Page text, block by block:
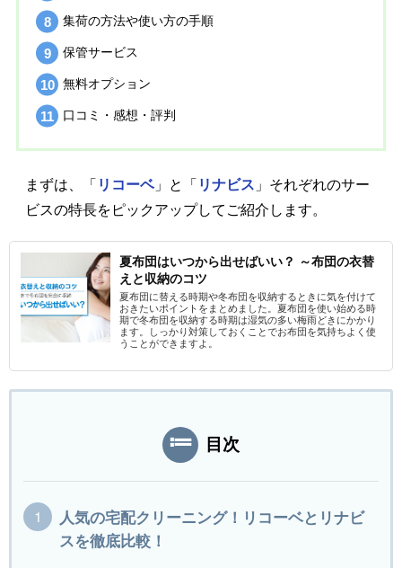
集荷の方法や使い方の手順
保管サービス
無料オプション
口コミ・感想・評判
まずは、「 リコーベ」と「 リナビス 」それぞれのサー
ビスの特長をピックアップしてご紹介します。
夏布団はいつから出せばいい？ ～布団の衣替
えと収納のコツ
夏布団に替える時期や冬布団を収納するときに気を付けて
おきたいポイントをまとめました。夏布団を使い始める時
期で冬布団を収納する時期は湿気の多い梅雨どきにかかり
ます。しっかり対策しておくことでお布団を気持ちよく使
うことができますよ。
目次
人気の宅配クリーニング！リコーベとリナビ
スを徹底比較！